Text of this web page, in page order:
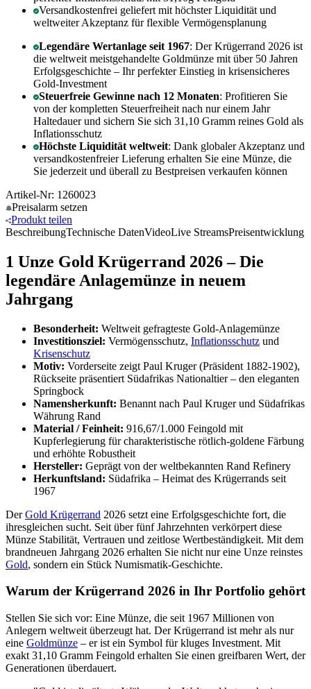
Versandkostenfrei geliefert mit höchster Liquidität und
weltweiter Akzeptanz für flexible Vermögensplanung
Legendäre Wertanlage seit 1967: Der Krügerrand 2026 ist
die weltweit meistgehandelte Goldmünze mit über 50 Jahren
Erfolgsgeschichte – Ihr perfekter Einstieg in krisensicheres
Gold-Investment
Steuerfreie Gewinne nach 12 Monaten: Profitieren Sie
von der kompletten Steuerfreiheit nach nur einem Jahr
Haltedauer und sichern Sie sich 31,10 Gramm reines Gold als
Inflationsschutz
Höchste Liquidität weltweit: Dank globaler Akzeptanz und
versandkostenfreier Lieferung erhalten Sie eine Münze, die
Sie jederzeit und überall zu Bestpreisen verkaufen können
Artikel-Nr: 1260023
Preisalarm setzen
Produkt teilen
BeschreibungTechnische DatenVideoLive StreamsPreisentwicklung
1 Unze Gold Krügerrand 2026 – Die
legendäre Anlagemünze in neuem
Jahrgang
Besonderheit: Weltweit gefragteste Gold-Anlagemünze
Investitionsziel: Vermögensschutz, Inflationsschutz und
Krisenschutz
Motiv: Vorderseite zeigt Paul Kruger (Präsident 1882-1902),
Rückseite präsentiert Südafrikas Nationaltier – den eleganten
Springbock
Namensherkunft: Benannt nach Paul Kruger und Südafrikas
Währung Rand
Material / Feinheit: 916,67/1.000 Feingold mit
Kupferlegierung für charakteristische rötlich-goldene Färbung
und erhöhte Robustheit
Hersteller: Geprägt von der weltbekannten Rand Refinery
Herkunftsland: Südafrika – Heimat des Krügerrands seit
1967
DerGold Krügerrand 2026 setzt eine Erfolgsgeschichte fort, die
ihresgleichen sucht. Seit über fünf Jahrzehnten verkörpert diese
Münze Stabilität, Vertrauen und zeitlose Wertbeständigkeit. Mit dem
brandneuen Jahrgang 2026 erhalten Sie nicht nur eine Unze reinstes
Gold, sondern ein Stück Numismatik-Geschichte.
Warum der Krügerrand 2026 in Ihr Portfolio gehört
Stellen Sie sich vor: Eine Münze, die seit 1967 Millionen von
Anlegern weltweit überzeugt hat. Der Krügerrand ist mehr als nur
eine Goldmünze – er ist ein Symbol für kluges Investment. Mit
exakt 31,10 Gramm Feingold erhalten Sie einen greifbaren Wert, der
Generationen überdauert.